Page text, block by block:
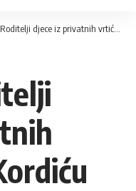
djece iz privatnih vrtića pisali Kordiću